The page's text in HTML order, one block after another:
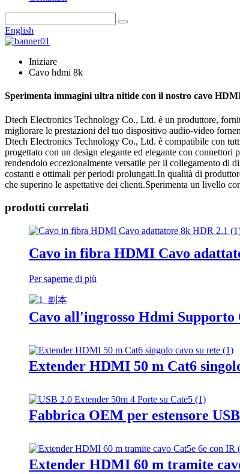
English
Iniziare
Cavo hdmi 8k
Sperimenta immagini ultra nitide con il nostro cavo
Dtech Electronics Technology Co., Ltd. è un produttore,
migliorare le prestazioni del tuo dispositivo audio-video
Dtech Electronics Technology Co., Ltd. è compatibile con
progettato con un design elegante ed elegante con
rendendolo eccezionalmente versatile per il collegamento di
costanti e ottimali per periodi prolungati.In qualità di
che superino le aspettative dei clienti.Sperimenta un livello
prodotti correlati
Cavo in fibra HDMI Cavo
Per saperne di più
Cavo all'ingrosso Hdmi
Extender HDMI 50 m Cat6
Fabbrica OEM per estensore
Extender HDMI 60 m tramite